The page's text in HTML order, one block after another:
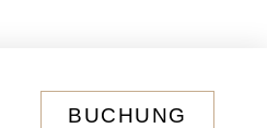
BUCHUNG